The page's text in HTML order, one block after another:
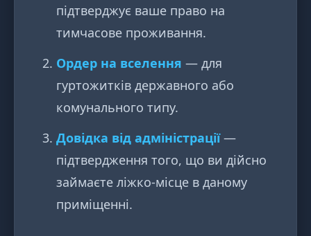
підтверджує ваше право на
тимчасове проживання.
Ордер на вселення — для
гуртожитків державного або
комунального типу.
Довідка від адміністрації—
підтвердження того, що ви дійсно
займаєте ліжко-місце в даному
приміщенні.